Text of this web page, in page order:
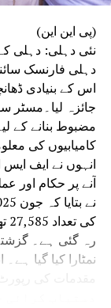
(پی این این)
نئی دہلی: دہلی
دہلی فارنسک
اس کے بنیادی
جائزہ لیا۔مسٹر
مضبوط بنانے کے
کامیابیوں کی
آنے پر حکام اور
نمٹارا کیا گیا